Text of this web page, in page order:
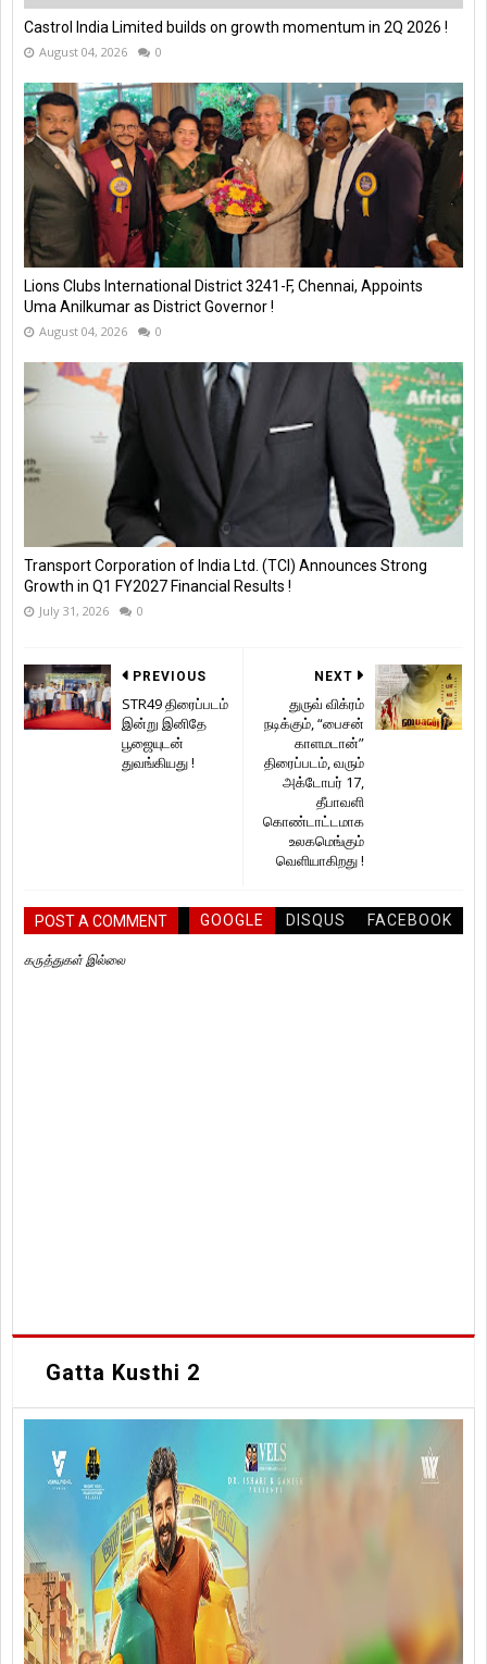
Castrol India Limited builds on growth momentum in 2Q 2026 !
August 04, 2026 0
Lions Clubs International District 3241-F, Chennai, Appoints
Uma Anilkumar as District Governor !
August 04, 2026 0
Transport Corporation of India Ltd. (TCI) Announces Strong
Growth in Q1 FY2027 Financial Results !
July 31, 2026 0
NEXT
துருவ் விக்ரம்
நடிக்கும், “பைசன்
காளமடான்”
திரைப்படம், வரும்
அக்டோபர் 17,
தீபாவளி
கொண்டாட்டமாக
உலகமெங்கும்
வெளியாகிறது !
PREVIOUS
STR49 திரைப்படம்
இன்று இனிதே
பூஜையுடன்
துவங்கியது !
POST A COMMENT GOOGLE DISQUS FACEBOOK
கருத்துகள் இல்லை
Gatta Kusthi 2